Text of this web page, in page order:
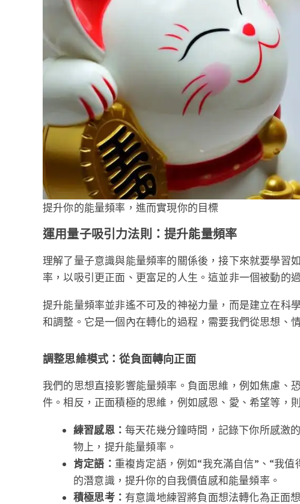
提升你的能量頻率，進而實現你的目標
運用量子吸引力法則：提升能量頻率
理解了量子意識與能量頻率的關係後，接下來就要學習
率，以吸引更正面、更富足的人生。這並非一個被動的
提升能量頻率並非遙不可及的神祕力量，而是建立在科
和調整。它是一個內在轉化的過程，需要我們從思想、
調整思維模式：從負面轉向正面
我們的思想直接影響能量頻率。負面思維，例如焦慮、
件。相反，正面積極的思維，例如感恩、愛、希望等，
練習感恩： 每天花幾分鐘時間，記錄下你所感激
物上，提升能量頻率。
肯定語： 重複肯定語，例如“我充滿自信”、“我
的潛意識，提升你的自我價值感和能量頻率。
積極思考： 有意識地練習將負面想法轉化為正面